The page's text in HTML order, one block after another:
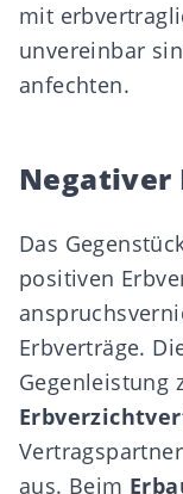
mit
unvereinbar
anfechten.
Negativer
Das
positiven
Erbverträge.
Gegenleistung
aus. Beim